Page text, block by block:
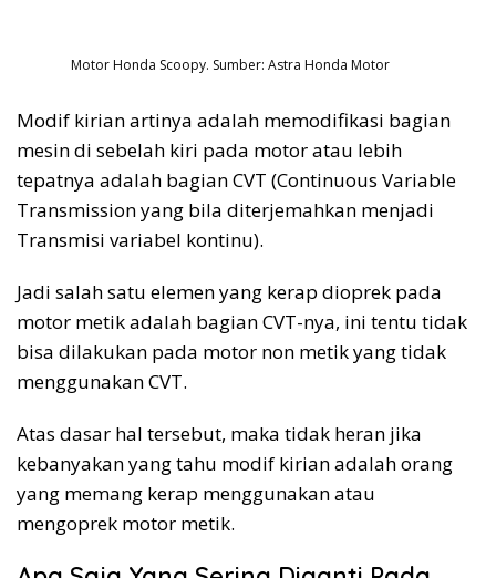
Motor Honda Scoopy. Sumber: Astra Honda Motor
Modif kirian artinya adalah memodifikasi bagian
mesin di sebelah kiri pada motor atau lebih
tepatnya adalah bagian CVT (Continuous Variable
Transmission yang bila diterjemahkan menjadi
Transmisi variabel kontinu).
Jadi salah satu elemen yang kerap dioprek pada
motor metik adalah bagian CVT-nya, ini tentu tidak
bisa dilakukan pada motor non metik yang tidak
menggunakan CVT.
Atas dasar hal tersebut, maka tidak heran jika
kebanyakan yang tahu modif kirian adalah orang
yang memang kerap menggunakan atau
mengoprek motor metik.